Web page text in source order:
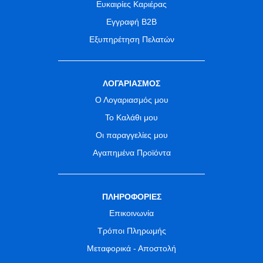
Ευκαιρίες Καριέρας
Εγγραφή B2B
Εξυπηρέτηση Πελατών
ΛΟΓΑΡΙΑΣΜΟΣ
Ο Λογαριασμός μου
Το Καλάθι μου
Οι παραγγελίες μου
Αγαπημένα Προϊόντα
ΠΛΗΡΟΦΟΡΙΕΣ
Επικοινωνία
Τρόποι Πληρωμής
Μεταφορικά - Αποστολή